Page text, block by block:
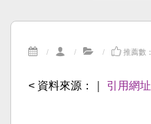
推薦數：
< 資料來源： 引用網址